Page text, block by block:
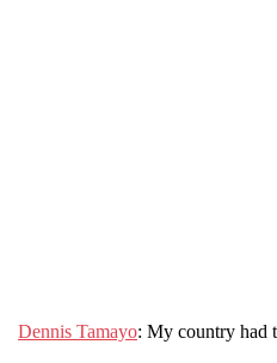
Dennis Tamayo: My country had